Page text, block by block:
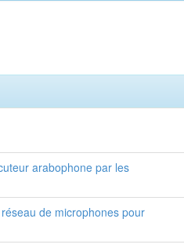
arabophone par les
de microphones pour